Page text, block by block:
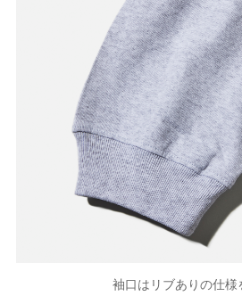
袖口はリブありの仕様